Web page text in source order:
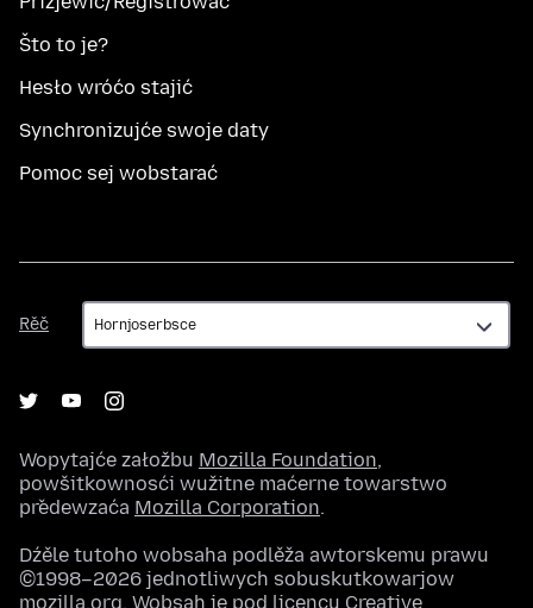
Što to je?
Hesło wróćo stajić
Synchronizujće swoje daty
Pomoc sej wobstarać
Rěč
Rěč
Wopytajće załožbu Mozilla Foundation,
powšitkownosći wužitne maćerne towarstwo
předewzaća Mozilla Corporation.
Dźěle tutoho wobsaha podlěža awtorskemu prawu
©1998–2026 jednotliwych sobuskutkowarjow
mozilla.org. Wobsah je pod licencu Creative